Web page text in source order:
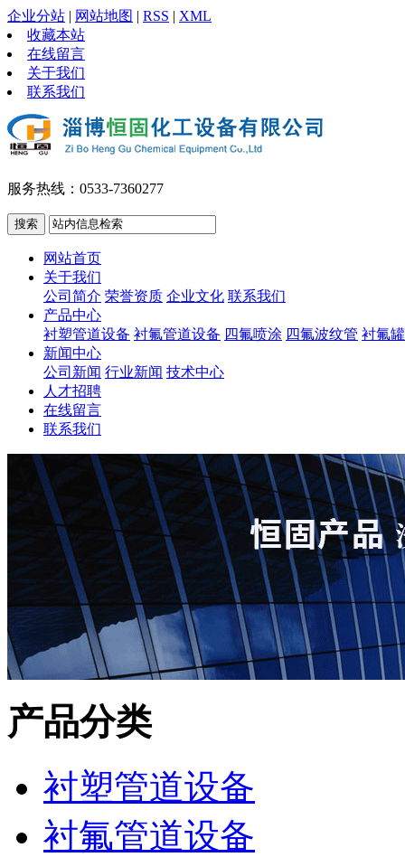
企业分站 | 网站地图 | RSS | XML
收藏本站
在线留言
关于我们
联系我们
服务热线：0533-7360277
网站首页
关于我们
公司简介 荣誉资质 企业文化 联系我们
产品中心
衬塑管道设备 衬氟管道设备 四氟喷涂 四氟波纹管 衬氟罐
新闻中心
公司新闻 行业新闻 技术中心
人才招聘
在线留言
联系我们
产品分类
衬塑管道设备
衬氟管道设备